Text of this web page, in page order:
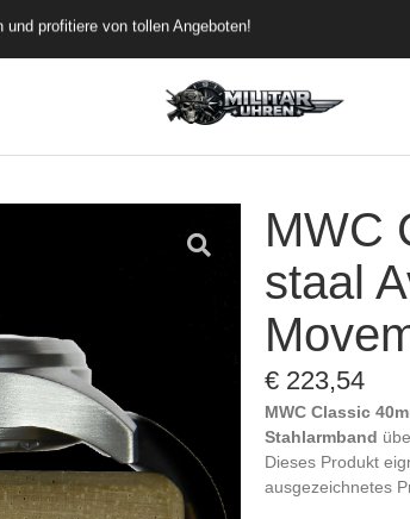
dich an und profitiere von tollen Angeboten!
MWC
staal
€ 223,54
MWC Classic
Stahlarmband
Dieses Produkt
ausgezeichnetes